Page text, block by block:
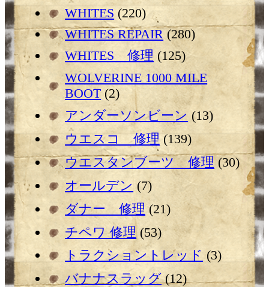
WHITES (220)
WHITES REPAIR(280)
WHITES 修理 (125)
WOLVERINE 1000 MILE
BOOT (2)
アンダーソンビーン (13)
ウエスコ 修理(139)
ウエスタンブーツ 修理 (30)
オールデン (7)
ダナー 修理 (21)
チペワ 修理 (53)
トラクショントレッド (3)
バナナスラッグ(12)